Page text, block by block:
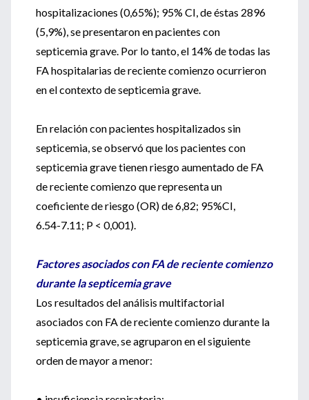
hospitalizaciones (0,65%); 95% CI, de éstas 2896
(5,9%), se presentaron en pacientes con
septicemia grave. Por lo tanto, el 14% de todas las
FA hospitalarias de reciente comienzo ocurrieron
en el contexto de septicemia grave.
En relación con pacientes hospitalizados sin
septicemia, se observó que los pacientes con
septicemia grave tienen riesgo aumentado de FA
de reciente comienzo que representa un
coeficiente de riesgo (OR) de 6,82; 95%CI,
6.54-7.11; P < 0,001).
Factores asociados con FA de reciente comienzo
durante la septicemia grave
Los resultados del análisis multifactorial
asociados con FA de reciente comienzo durante la
septicemia grave, se agruparon en el siguiente
orden de mayor a menor: